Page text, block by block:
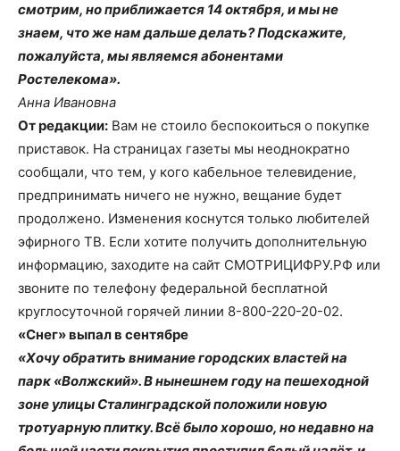
смотрим, но приближается 14 октября, и мы не
знаем, что же нам дальше делать? Подскажите,
пожалуйста, мы являемся абонентами
Ростелекома».
Анна Ивановна
От редакции: Вам не стоило беспокоиться о покупке
приставок. На страницах газеты мы неоднократно
сообщали, что тем, у кого кабельное телевидение,
предпринимать ничего не нужно, вещание будет
продолжено. Изменения коснутся только любителей
эфирного ТВ. Если хотите получить дополнительную
информацию, заходите на сайт СМОТРИЦИФРУ.РФ или
звоните по телефону федеральной бесплатной
круглосуточной горячей линии 8-800-220-20-02.
«Снег» выпал в сентябре
«Хочу обратить внимание городских властей на
парк «Волжский». В нынешнем году на пешеходной
зоне улицы Сталинградской положили новую
тротуарную плитку. Всё было хорошо, но недавно на